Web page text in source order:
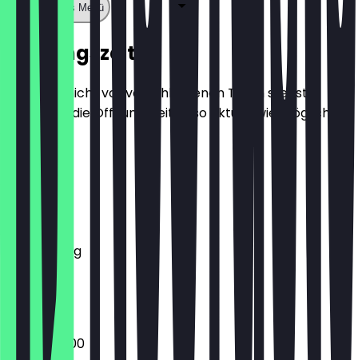
Zeige ganzes Menü
Öffnungszeiten
Damit du nicht vor verschlossenen Türen stehst,
halten wir die Öffnungszeiten so aktuell wie möglich.
Montag
Dienstag
Mittwoch
Donnerstag
Freitag
Samstag
Sonntag
06:00 - 18:00